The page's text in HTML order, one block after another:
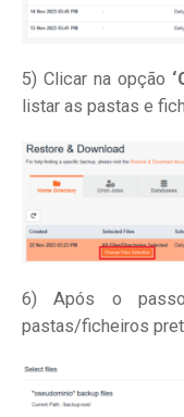
5) Clicar na opção
listar as pastas e
6) Após o passo
pastas/ficheiros